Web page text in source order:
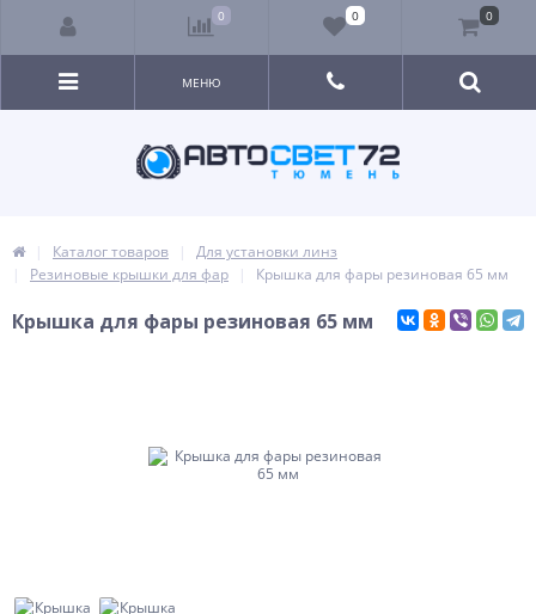
МЕНЮ
Каталог товаров
Для установки линз
Резиновые крышки для фар
Крышка для фары резиновая 65 мм
Крышка для фары резиновая 65 мм
0 0 0